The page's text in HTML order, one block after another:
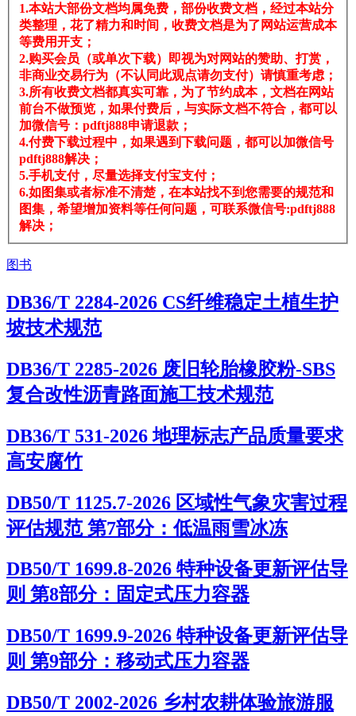
1.本站大部份文档均属免费，部份收费文档，经过本站分
类整理，花了精力和时间，收费文档是为了网站运营成本
等费用开支；
2.购买会员（或单次下载）即视为对网站的赞助、打赏，
非商业交易行为（不认同此观点请勿支付）请慎重考虑；
3.所有收费文档都真实可靠，为了节约成本，文档在网站
前台不做预览，如果付费后，与实际文档不符合，都可以
加微信号：pdftj888申请退款；
4.付费下载过程中，如果遇到下载问题，都可以加微信号
pdftj888解决；
5.手机支付，尽量选择支付宝支付；
6.如图集或者标准不清楚，在本站找不到您需要的规范和
图集，希望增加资料等任何问题，可联系微信号:pdftj888
解决；
图书
DB36/T 2284-2026 CS纤维稳定土植生护
坡技术规范
DB36/T 2285-2026 废旧轮胎橡胶粉-SBS
复合改性沥青路面施工技术规范
DB36/T 531-2026 地理标志产品质量要求
高安腐竹
DB50/T 1125.7-2026 区域性气象灾害过程
评估规范 第7部分：低温雨雪冰冻
DB50/T 1699.8-2026 特种设备更新评估导
则 第8部分：固定式压力容器
DB50/T 1699.9-2026 特种设备更新评估导
则 第9部分：移动式压力容器
DB50/T 2002-2026 乡村农耕体验旅游服